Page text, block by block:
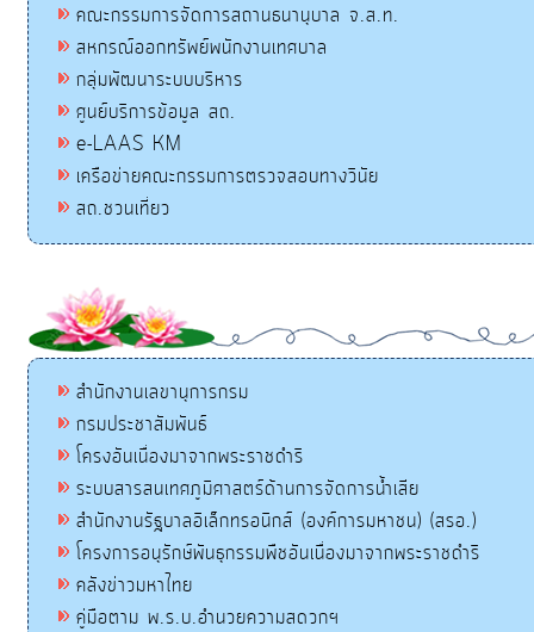
คณะกรรมการจัดการสถานธนานุบาล จ.ส.ท.
สหกรณ์ออกทรัพย์พนักงานเทศบาล
กลุ่มพัฒนาระบบบริหาร
ศูนย์บริการข้อมูล สถ.
e-LAAS KM
เครือข่ายคณะกรรมการตรวจสอบทางวินัย
สถ.ชวนเที่ยว
สำนักงานเลขานุการกรม
กรมประชาสัมพันธ์
โครงอันเนื่องมาจากพระราชดำริ
ระบบสารสนเทศภูมิศาสตร์ด้านการจัดการน้ำเสีย
สำนักงานรัฐบาลอิเล็กทรอนิกส์ (องค์การมหาชน) (สรอ.)
โครงการอนุรักษ์พันธุกรรมพืชอันเนื่องมาจากพระราชดำริ
คลังข่าวมหาไทย
คู่มือตาม พ.ร.บ.อำนวยความสดวกฯ